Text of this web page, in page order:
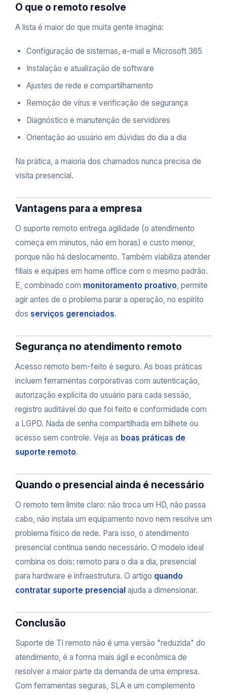
O que o remoto resolve
A lista é maior do que muita gente imagina:
Configuração de sistemas, e-mail e Microsoft 365
Instalação e atualização de software
Ajustes de rede e compartilhamento
Remoção de vírus e verificação de segurança
Diagnóstico e manutenção de servidores
Orientação ao usuário em dúvidas do dia a dia
Na prática, a maioria dos chamados nunca precisa de
visita presencial.
Vantagens para a empresa
O suporte remoto entrega agilidade (o atendimento
começa em minutos, não em horas) e custo menor,
porque não há deslocamento. Também viabiliza atender
filiais e equipes em home office com o mesmo padrão.
E, combinado com monitoramento proativo, permite
agir antes de o problema parar a operação, no espírito
dos serviços gerenciados.
Segurança no atendimento remoto
Acesso remoto bem-feito é seguro. As boas práticas
incluem ferramentas corporativas com autenticação,
autorização explícita do usuário para cada sessão,
registro auditável do que foi feito e conformidade com
a LGPD. Nada de senha compartilhada em bilhete ou
acesso sem controle. Veja as boas práticas de
suporte remoto.
Quando o presencial ainda é necessário
O remoto tem limite claro: não troca um HD, não passa
cabo, não instala um equipamento novo nem resolve um
problema físico de rede. Para isso, o atendimento
presencial continua sendo necessário. O modelo ideal
combina os dois: remoto para o dia a dia, presencial
para hardware e infraestrutura. O artigo quando
contratar suporte presencial ajuda a dimensionar.
Conclusão
Suporte de TI remoto não é uma versão "reduzida" do
atendimento, é a forma mais ágil e econômica de
resolver a maior parte da demanda de uma empresa.
Com ferramentas seguras, SLA e um complemento